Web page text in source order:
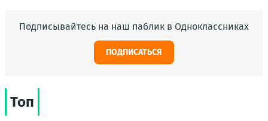
Подписывайтесь на наш паблик в Одноклассниках
ПОДПИСАТЬСЯ
Топ